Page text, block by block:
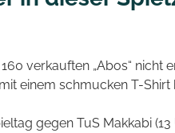
verkauften „Abos“ nicht
einem schmucken T-Shirt
gegen TuS Makkabi